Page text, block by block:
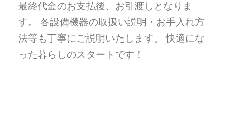
最終代金のお支払後、お引渡しとなりま
す。 各設備機器の取扱い説明・お手入れ方
法等も丁寧にご説明いたします。 快適にな
った暮らしのスタートです！